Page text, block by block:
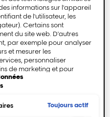
informations sur l'appareil
de l'utilisateur, les
Certains sont
du site web. D'autres
par exemple pour analyser
et mesurer les
personnaliser
de marketing et pour
cookies non
directement («
personnaliser les paramètres
Toujours actif